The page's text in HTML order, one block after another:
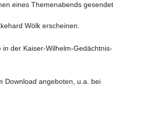
eines Themenabends gesendet
Wölk erscheinen.
der Kaiser-Wilhelm-Gedächtnis-
Download angeboten, u.a. bei